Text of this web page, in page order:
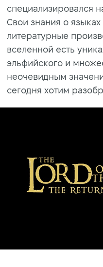
специализировался
Свои знания о
литературные
вселенной есть
эльфийского и
неочевидным
сегодня хотим